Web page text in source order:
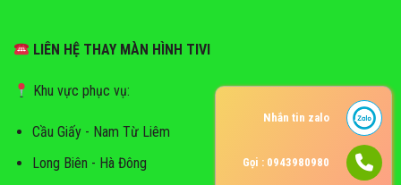
LIÊN HỆ THAY MÀN HÌNH TIVI
Khu vực phục vụ:
Cầu Giấy - Nam Từ Liêm
Long Biên - Hà Đông
Nhắn tin zalo
Gọi : 0943980980